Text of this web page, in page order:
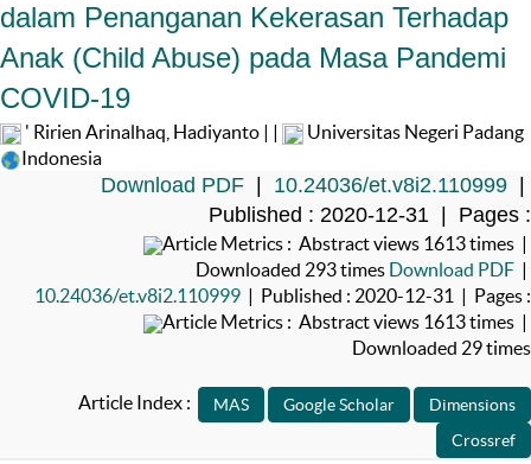
dalam Penanganan Kekerasan Terhadap
Anak (Child Abuse) pada Masa Pandemi
COVID-19
' Ririen Arinalhaq, Hadiyanto | |
Universitas Negeri Padang
Indonesia
Download PDF 10.24036/et.v8i2.110999
Published : 2020-12-31 | Pages :
Article Metrics : Abstract views 1613 times |
Downloaded 293 times Download PDF
10.24036/et.v8i2.110999 | Published : 2020-12-31 | Pages :
Article Metrics : Abstract views 1613 times |
Downloaded 29 times
Article Index :